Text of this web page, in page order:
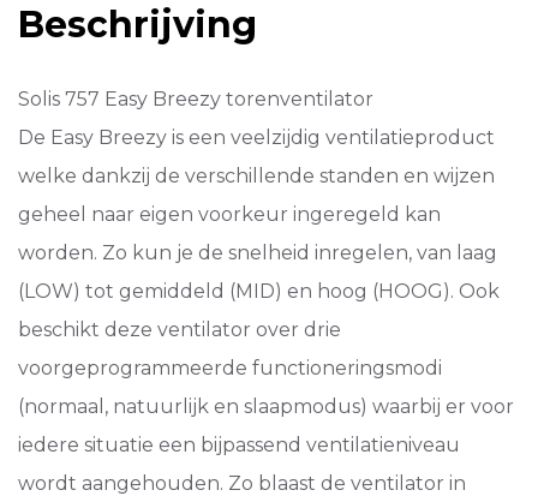
Beschrijving
Solis 757 Easy Breezy torenventilator
De Easy Breezy is een veelzijdig ventilatieproduct
welke dankzij de verschillende standen en wijzen
geheel naar eigen voorkeur ingeregeld kan
worden. Zo kun je de snelheid inregelen, van laag
(LOW) tot gemiddeld (MID) en hoog (HOOG). Ook
beschikt deze ventilator over drie
voorgeprogrammeerde functioneringsmodi
(normaal, natuurlijk en slaapmodus) waarbij er voor
iedere situatie een bijpassend ventilatieniveau
wordt aangehouden. Zo blaast de ventilator in